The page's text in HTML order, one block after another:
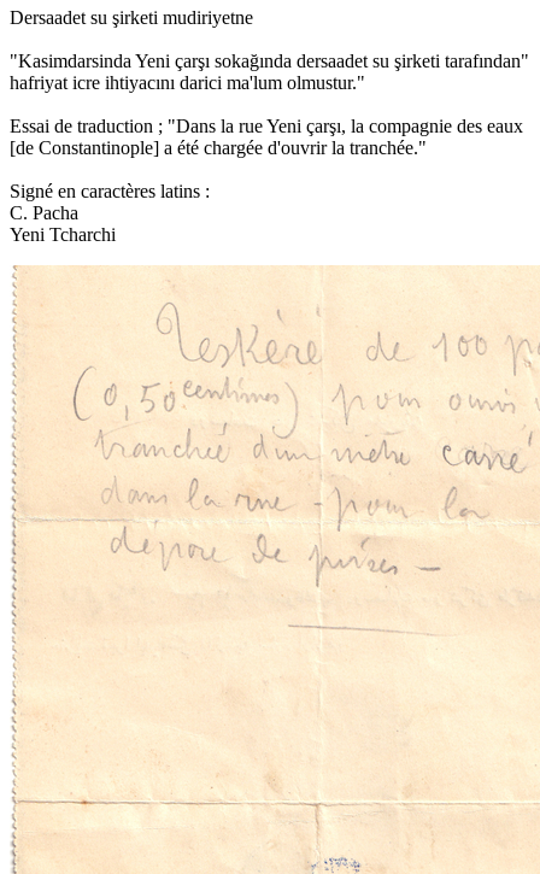
Dersaadet su şirketi mudiriyetne
"Kasimdarsinda Yeni çarşı sokağında dersaadet su şirketi tarafından"
hafriyat icre ihtiyacını darici ma'lum olmustur."
Essai de traduction ; "Dans la rue Yeni çarşı, la compagnie des eaux
[de Constantinople] a été chargée d'ouvrir la tranchée."
Signé en caractères latins :
C. Pacha
Yeni Tcharchi